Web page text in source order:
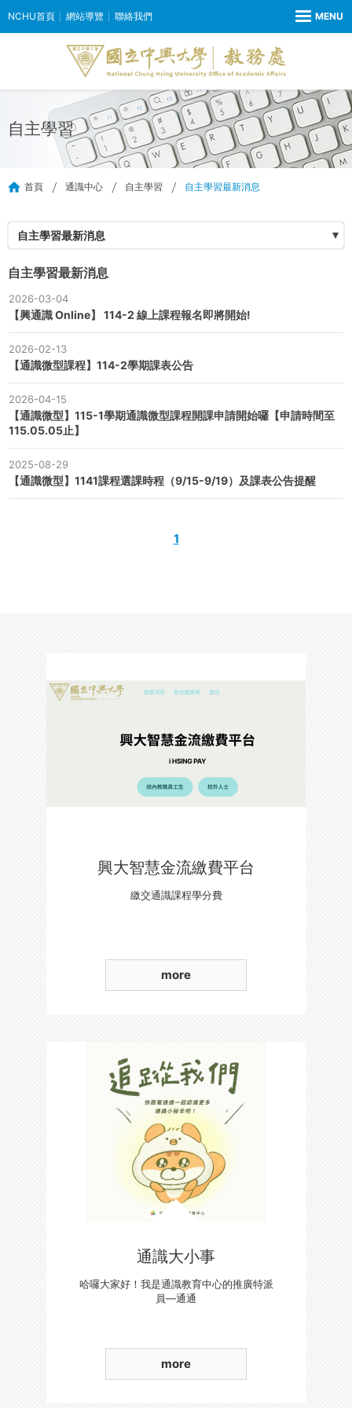
NCHU首頁 網站導覽 聯絡我們
自主學習
首頁 通識中心 自主學習 自主學習最新消息
自主學習最新消息
自主學習最新消息
2026-03-04
【興通識 Online】 114-2 線上課程報名即將開始!
2026-02-13
【通識微型課程】114-2學期課表公告
2026-04-15
【通識微型】115-1學期通識微型課程開課申請開始囉【申請時間至
115.05.05止】
2025-08-29
【通識微型】1141課程選課時程（9/15-9/19）及課表公告提醒
1
興大智慧金流繳費平台
繳交通識課程學分費
more
通識大小事
哈囉大家好！我是通識教育中心的推廣特派
員—通通
more